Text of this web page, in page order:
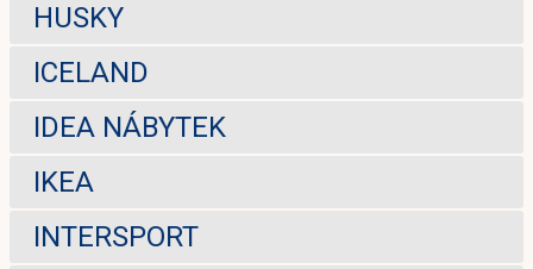
HUSKY
ICELAND
IDEA NÁBYTEK
IKEA
INTERSPORT